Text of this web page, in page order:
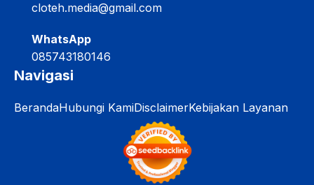
cloteh.media@gmail.com
WhatsApp
085743180146
Navigasi
BerandaHubungi KamiDisclaimerKebijakan Layanan